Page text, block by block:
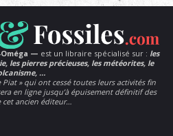
— est un libraire spécialisé sur : les
les pierres précieuses, les météorites, le
…
» qui ont cessé toutes leurs activités fin
en ligne jusqu’à épuisement définitif des
cet ancien éditeur…